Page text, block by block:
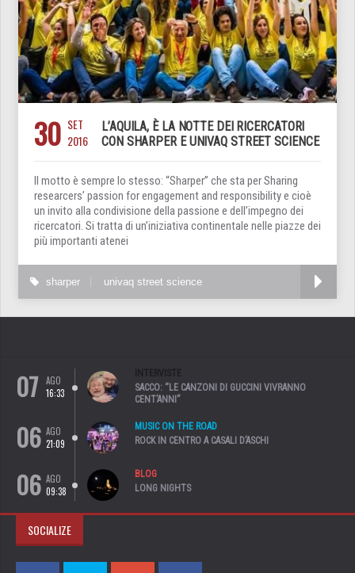
30 SET
2016
L’AQUILA, È LA NOTTE DEI RICERCATORI
CON SHARPER E UNIVAQ STREET SCIENCE
Il motto è sempre lo stesso: “Sharper” che sta per Sharing
researcers’ passion for engagement and responsibility e cioè
un invito alla condivisione della passione e dell’impegno dei
ricercatori. Si tratta di un’iniziativa continentale nelle piazze dei
più importanti atenei
sharper univaq street science
07
AGO
16:33
INTERVISTE
SACCO: “LE CANZONI DI GUCCINI VIVRANNO
CENT’ANNI”
06 AGO
21:09
MUSIC ON THE ROAD
ROCK IN CENTRO A CASALI D’ASCHI
06 AGO
09:38
BLOG
LONG NIGHTS
SOCIALIZE